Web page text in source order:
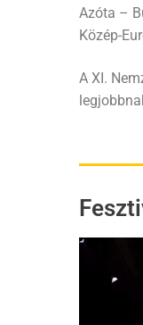
Azóta –
Közép-
A XI.